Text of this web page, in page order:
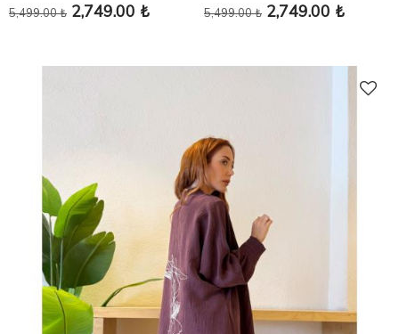
5,499.00 ₺ 2,749.00 ₺ 5,499.00 ₺ 2,749.00 ₺